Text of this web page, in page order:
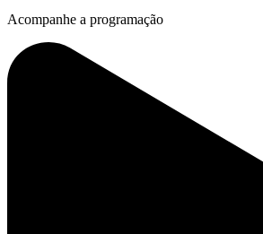
Acompanhe a programação